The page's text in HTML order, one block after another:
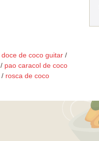
doce de coco guitar /
/ pao caracol de coco
/ rosca de coco